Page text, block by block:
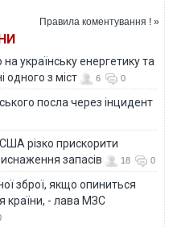
Правила коментування ! »
українську енергетику та
одного з міст
6 0
посла через інцидент
різко прискорити
запасів
18 0
зброї, якщо опиниться
країни, - лава МЗС